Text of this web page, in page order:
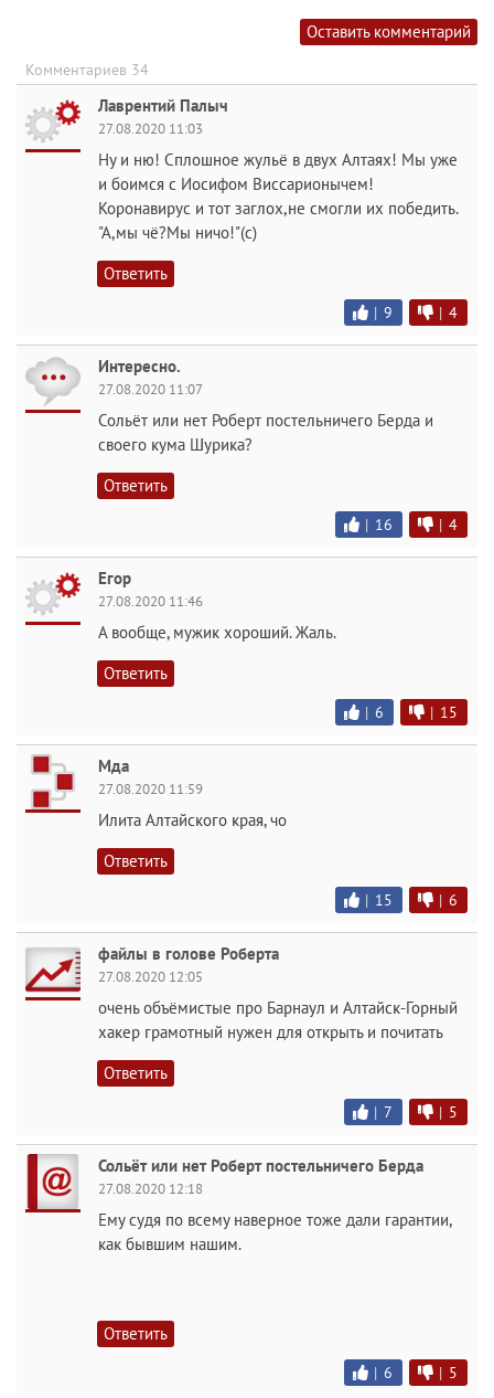
Оставить комментарий
Комментариев 34
Лаврентий Палыч
27.08.2020 11:03
Ну и ню! Сплошное жульё в двух Алтаях! Мы уже
и боимся с Иосифом Виссарионычем!
Коронавирус и тот заглох,не смогли их победить.
"А,мы чё?Мы ничо!"(с)
Ответить
| 9 | 4
Интересно.
27.08.2020 11:07
Сольёт или нет Роберт постельничего Берда и
своего кума Шурика?
Ответить
| 16 | 4
Егор
27.08.2020 11:46
А вообще, мужик хороший. Жаль.
Ответить
| 6 | 15
Мда
27.08.2020 11:59
Илита Алтайского края, чо
Ответить
| 15 | 6
файлы в голове Роберта
27.08.2020 12:05
очень объёмистые про Барнаул и Алтайск-Горный
хакер грамотный нужен для открыть и почитать
Ответить
| 7 | 5
Сольёт или нет Роберт постельничего Берда
27.08.2020 12:18
Ему судя по всему наверное тоже дали гарантии,
как бывшим нашим.
Ответить
| 6 | 5